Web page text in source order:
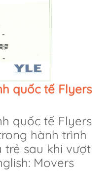
quốc tế Flyers
quốc tế Flyers
hành trình
trẻ sau khi vượt
Movers